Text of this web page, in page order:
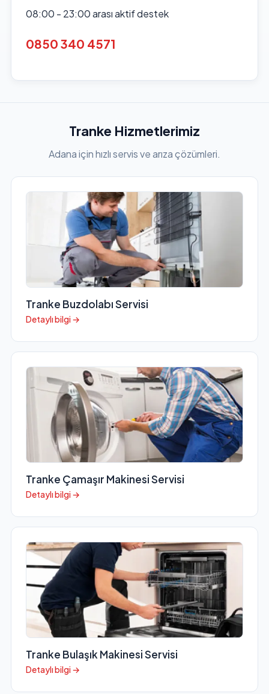
08:00 - 23:00 arası aktif destek
0850 340 4571
Tranke Hizmetlerimiz
Adana için hızlı servis ve arıza çözümleri.
Tranke Buzdolabı Servisi
Detaylı bilgi →
Tranke Çamaşır Makinesi Servisi
Detaylı bilgi →
Tranke Bulaşık Makinesi Servisi
Detaylı bilgi →